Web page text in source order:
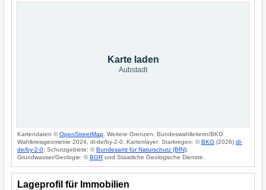
Karte laden
Aubstadt
Kartendaten ©OpenStreetMap . Weitere Grenzen: Bundeswahlleiterin/BKG
Wahlkreisgeometrie 2024, dl-de/by-2-0. Kartenlayer: Starkregen: ©BKG (2026) dl-
de/by-2-0; Schutzgebiete: ©Bundesamt für Naturschutz (BfN);
Grundwasser/Geologie: ©BGR und Staatliche Geologische Dienste.
Lageprofil für Immobilien